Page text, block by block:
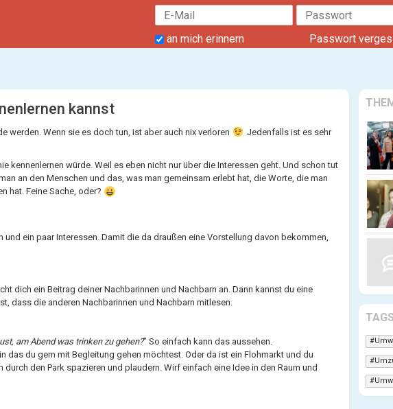
an mich erinnern Passwort
TAGS
kannst
werden. Wenn sie es doch tun, ist aber auch nix verloren
Jedenfalls ist es sehr
würde. Weil es eben nicht nur über die Interessen geht. Und schon tut
an den Menschen und das, was man gemeinsam erlebt hat, die Worte, die man
hat. Feine Sache, oder?
ein paar Interessen. Damit die da draußen eine Vorstellung davon bekommen,
dich ein Beitrag deiner Nachbarinnen und Nachbarn an. Dann kannst du eine
dass die anderen Nachbarinnen und Nachbarn mitlesen.
am Abend was trinken zu gehen?” So einfach kann das aussehen.
du gern mit Begleitung gehen möchtest. Oder da ist ein Flohmarkt und du
den Park spazieren und plaudern. Wirf einfach eine Idee in den Raum und